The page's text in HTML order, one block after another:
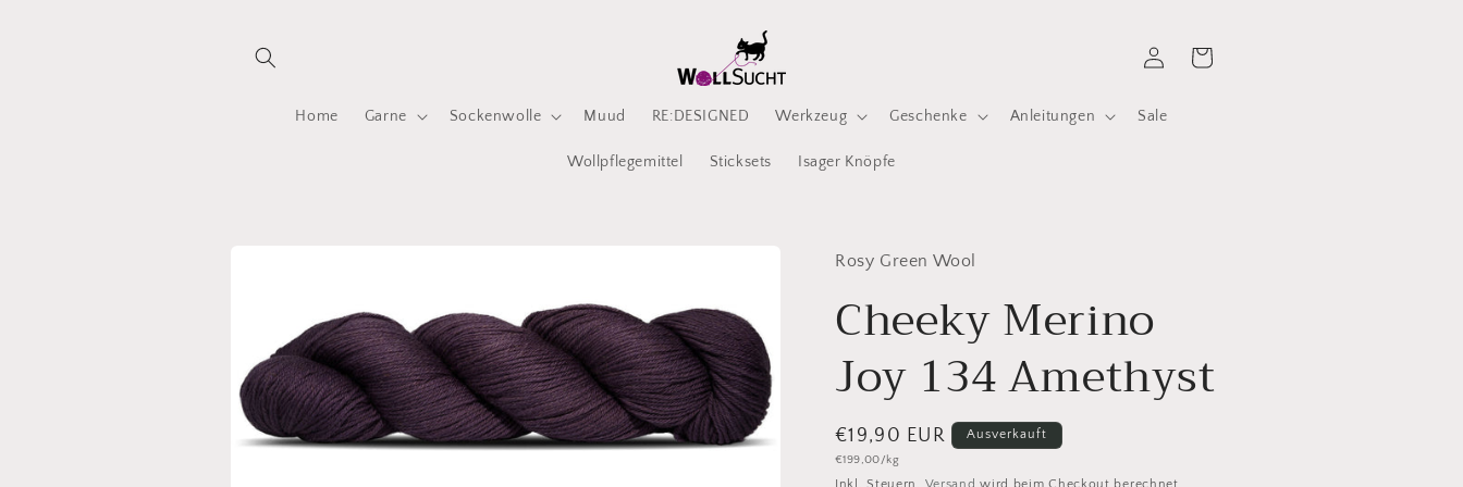
Home Garne Sockenwolle Muud RE:DESIGNED Werkzeug Geschenke Anleitungen Sale
Wollpflegemittel Sticksets Isager Knöpfe
EinloggenWarenkorb
Rosy Green Wool
Cheeky Merino
Joy 134 Amethyst
Normaler
Preis
€19,90 EUR
Grundpreis
€199,00/kg
Ausverkauft